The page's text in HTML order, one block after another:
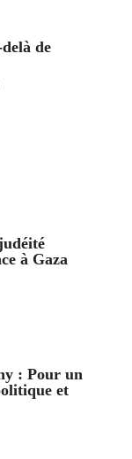
de
à Gaza
: Pour un
et